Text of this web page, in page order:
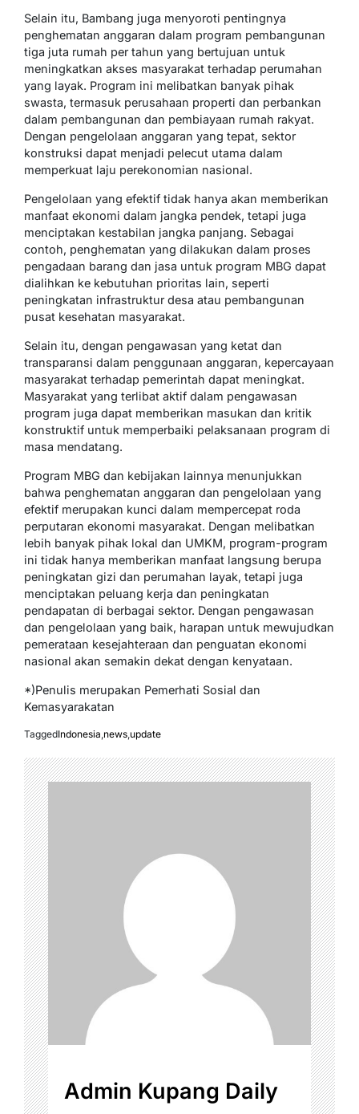
Selain itu, Bambang juga menyoroti pentingnya
penghematan anggaran dalam program pembangunan
tiga juta rumah per tahun yang bertujuan untuk
meningkatkan akses masyarakat terhadap perumahan
yang layak. Program ini melibatkan banyak pihak
swasta, termasuk perusahaan properti dan perbankan
dalam pembangunan dan pembiayaan rumah rakyat.
Dengan pengelolaan anggaran yang tepat, sektor
konstruksi dapat menjadi pelecut utama dalam
memperkuat laju perekonomian nasional.
Pengelolaan yang efektif tidak hanya akan memberikan
manfaat ekonomi dalam jangka pendek, tetapi juga
menciptakan kestabilan jangka panjang. Sebagai
contoh, penghematan yang dilakukan dalam proses
pengadaan barang dan jasa untuk program MBG dapat
dialihkan ke kebutuhan prioritas lain, seperti
peningkatan infrastruktur desa atau pembangunan
pusat kesehatan masyarakat.
Selain itu, dengan pengawasan yang ketat dan
transparansi dalam penggunaan anggaran, kepercayaan
masyarakat terhadap pemerintah dapat meningkat.
Masyarakat yang terlibat aktif dalam pengawasan
program juga dapat memberikan masukan dan kritik
konstruktif untuk memperbaiki pelaksanaan program di
masa mendatang.
Program MBG dan kebijakan lainnya menunjukkan
bahwa penghematan anggaran dan pengelolaan yang
efektif merupakan kunci dalam mempercepat roda
perputaran ekonomi masyarakat. Dengan melibatkan
lebih banyak pihak lokal dan UMKM, program-program
ini tidak hanya memberikan manfaat langsung berupa
peningkatan gizi dan perumahan layak, tetapi juga
menciptakan peluang kerja dan peningkatan
pendapatan di berbagai sektor. Dengan pengawasan
dan pengelolaan yang baik, harapan untuk mewujudkan
pemerataan kesejahteraan dan penguatan ekonomi
nasional akan semakin dekat dengan kenyataan.
*)Penulis merupakan Pemerhati Sosial dan
Kemasyarakatan
TaggedIndonesia news update
Admin Kupang Daily